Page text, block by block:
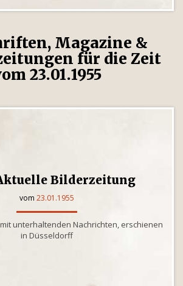
Magazine &
für die Zeit
23.01.1955
Bilderzeitung
vom 23.01.1955
unterhaltenden Nachrichten, erschienen
in Düsseldorff